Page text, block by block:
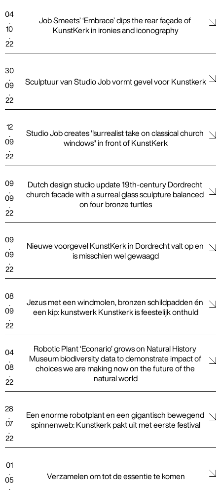
04
10
22
Job Smeets’ ‘Embrace’ dips the rear façade of
KunstKerk in ironies and iconography
30
09
22
Sculptuur van Studio Job vormt gevel voor Kunstkerk
12
09
22
Studio Job creates "surrealist take on classical church
windows" in front of KunstKerk
09
09
22
Dutch design studio update 19th-century Dordrecht
church facade with a surreal glass sculpture balanced
on four bronze turtles
09
09
22
Nieuwe voorgevel KunstKerk in Dordrecht valt op en
is misschien wel gewaagd
08
09
22
Jezus met een windmolen, bronzen schildpadden én
een kip: kunstwerk Kunstkerk is feestelijk onthuld
04
08
22
Robotic Plant ‘Econario’ grows on Natural History
Museum biodiversity data to demonstrate impact of
choices we are making now on the future of the
natural world
28
07
22
Een enorme robotplant en een gigantisch bewegend
spinnenweb: Kunstkerk pakt uit met eerste festival
01
05
Verzamelen om tot de essentie te komen